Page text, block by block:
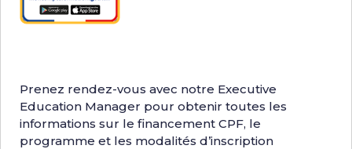
Prenez rendez-vous avec notre Executive
Education Manager pour obtenir toutes les
informations sur le financement CPF, le
programme et les modalités d’inscription